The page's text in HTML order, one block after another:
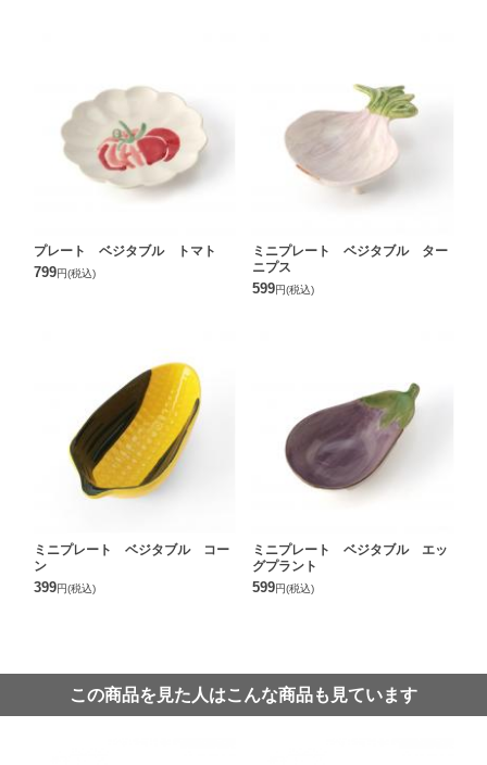
プレート ベジタブル トマト
799円(税込)
ミニプレート ベジタブル ター
ニプス
599円(税込)
ミニプレート ベジタブル コー
ン
399円(税込)
ミニプレート ベジタブル エッ
グプラント
599円(税込)
この商品を見た人はこんな商品も見ています